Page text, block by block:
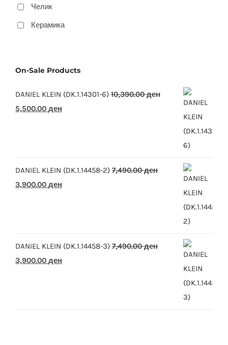
Челик
Керамика
On-Sale Products
DANIEL KLEIN (DK.1.14301-6) 10,390.00ден
Original
5,500.00 ден
DANIEL KLEIN (DK.1.14458-2) 7,490.00ден
Original
3,900.00 ден
DANIEL KLEIN (DK.1.14458-3) 7,490.00ден
Original
3,900.00 ден